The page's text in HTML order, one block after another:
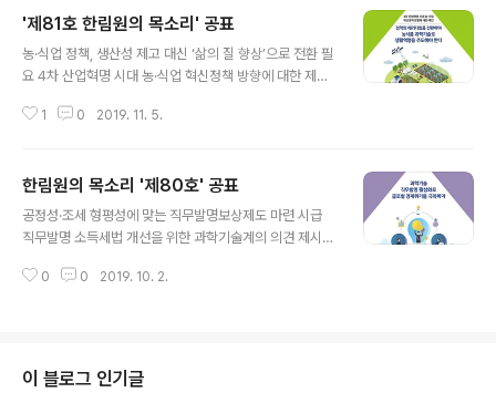
로 4월 2일 ‘한림원의 목소리 제84호’를 공표했다. 이번
한림원의 목소리는 △코로나19 변종 출현과 토착화 가능
성 △다양한 진단법 검토와 발병환자의 초기 진단 및 대응
으며, 국민들의 관심사를 반영한 질문과 답변도 정리하여
'제81호 한림원의 목소리' 공표
농·식업 정책, 생산성 제고 대신 ‘삶의 질 향상’으로 전환 필
요 4차 산업혁명 시대 농·식업 혁신정책 방향에 대한 제언
산업은 생산성 향상에 집중하는 것에서 벗어나 소비자의
한림원(원장 한민구·이하 한림원)은 11월 4일 ‘4차 산업혁
명 시대 농·식업 혁신정책 방향에 대한 제언’을 주제로 ‘한
림원의 목소리 제81호’를 공표했다. 이번 한림원의 목소리
자동화에 의한 생산성 향상에 초점을 두고 스마트팜 보급
1 0 2019. 11. 5.
한림원의 목소리 '제80호' 공표
공정성·조세 형평성에 맞는 직무발명보상제도 마련 시급
직무발명 소득세법 개선을 위한 과학기술계의 의견 제시
구자의 발명의욕을 저하시키고 있다는 불만이 현장에서 제
자’라는 제목으로 ‘한림원의 목소리 제80호’를 공표했다.
이번 한림원의 목소리에서는 직무발명보상금을 근로소득
0 0 2019. 10. 2.
이 블로그 인기글